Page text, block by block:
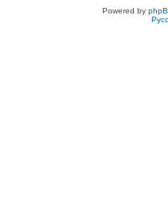
Powered by